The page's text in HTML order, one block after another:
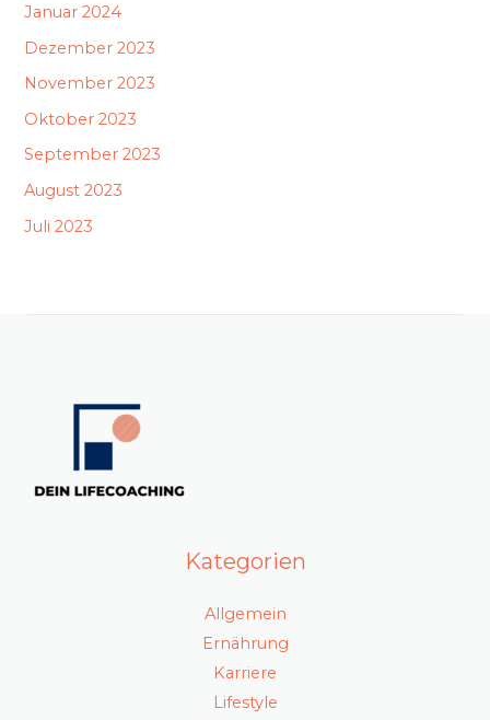
Januar 2024
Dezember 2023
November 2023
Oktober 2023
September 2023
August 2023
Juli 2023
Kategorien
Allgemein
Ernährung
Karriere
Lifestyle